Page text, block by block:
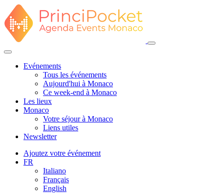
Evénements
Tous les événements
Aujourd'hui à Monaco
Ce week-end à Monaco
Les lieux
Monaco
Votre séjour à Monaco
Liens utiles
Newsletter
Ajoutez votre événement
FR
Italiano
Français
English